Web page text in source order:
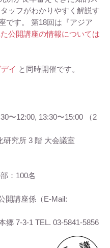
ッフがわかりやすく解説す
です。 第18回は『アジア
公開講座の情報については
イ と同時開催です。
〜12:00, 13:30〜15:00 （2
研究所 3 階 大会議室
：100名
開講座係（E-Mail:
郷 7-3-1 TEL. 03-5841-5856